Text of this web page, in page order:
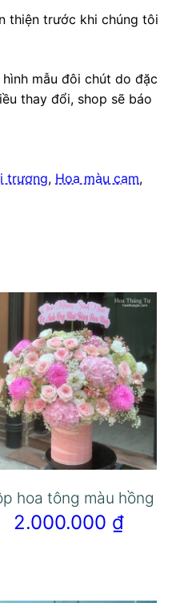
thiện trước khi chúng tôi
mẫu đôi chút do đặc
thay đổi, shop sẽ báo
trương, Hoa màu cam,
hoa tông màu hồng
2.000.000 ₫